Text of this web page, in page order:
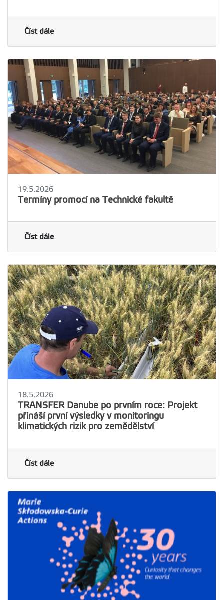
Číst dále
19.5.2026
Termíny promocí na Technické fakultě
Číst dále
18.5.2026
TRANSFER Danube po prvním roce: Projekt
přináší první výsledky v monitoringu
klimatických rizik pro zemědělství
Číst dále